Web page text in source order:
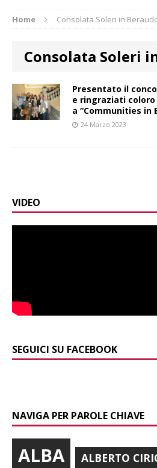
Home Consolata Soleri in
Consolata Soleri
Presentato il
e ringraziati
a “Communities in
24 Marzo 2023
VIDEO
SEGUICI SU FACEBOOK
NAVIGA PER PAROLE CHIAVE
ALBA ALBERTO